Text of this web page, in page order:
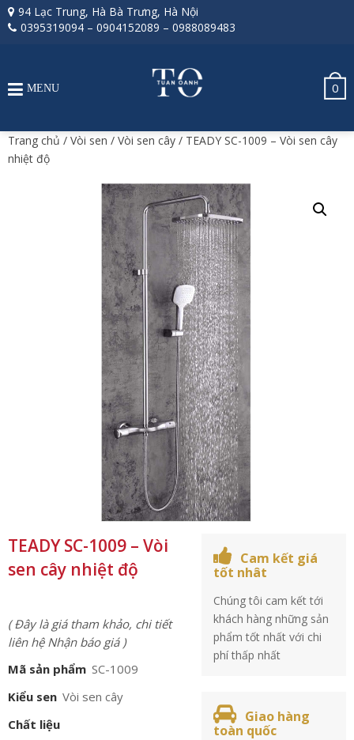
94 Lạc Trung, Hà Bà Trưng, Hà Nội
0395319094 – 0904152089 – 0988089483
0
MENU
Trang chủ / Vòi sen / Vòi sen cây / TEADY SC-1009 – Vòi sen cây
nhiệt độ
TEADY SC-1009 – Vòi
sen cây nhiệt độ
( Đây là giá tham khảo, chi tiết
liên hệ Nhận báo giá )
Mã sản phẩm SC-1009
Kiểu sen Vòi sen cây
Chất liệu
Cam kết giá
tốt nhât
Chúng tôi cam kết tới
khách hàng những sản
phẩm tốt nhất với chi
phí thấp nhất
Giao hàng
toàn quốc